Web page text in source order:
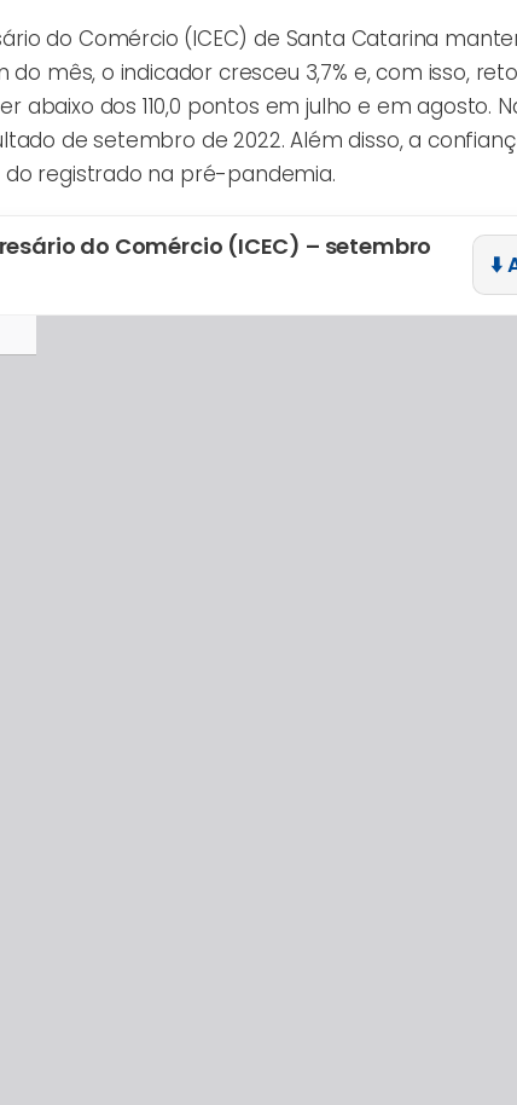
do Comércio (ICEC) de Santa Catarina
do mês, o indicador cresceu 3,7% e, com isso,
abaixo dos 110,0 pontos em julho e em agosto.
de setembro de 2022. Além disso, a
do registrado na pré-pandemia.
do Comércio (ICEC) – setembro
⬇️